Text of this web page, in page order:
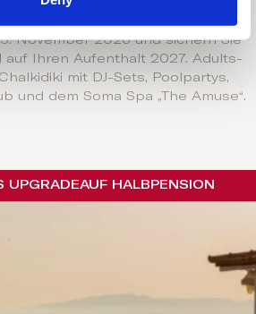
November 2026 und sichern Sie
auf Ihren Aufenthalt 2027. Adults-
mit DJ-Sets, Poolpartys,
und dem Soma Spa „The Amuse“.
UPGRADEAUF HALBPENSION